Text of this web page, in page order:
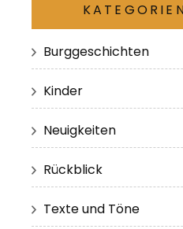
Burggeschichten
Kinder
Neuigkeiten
Rückblick
Texte und Töne